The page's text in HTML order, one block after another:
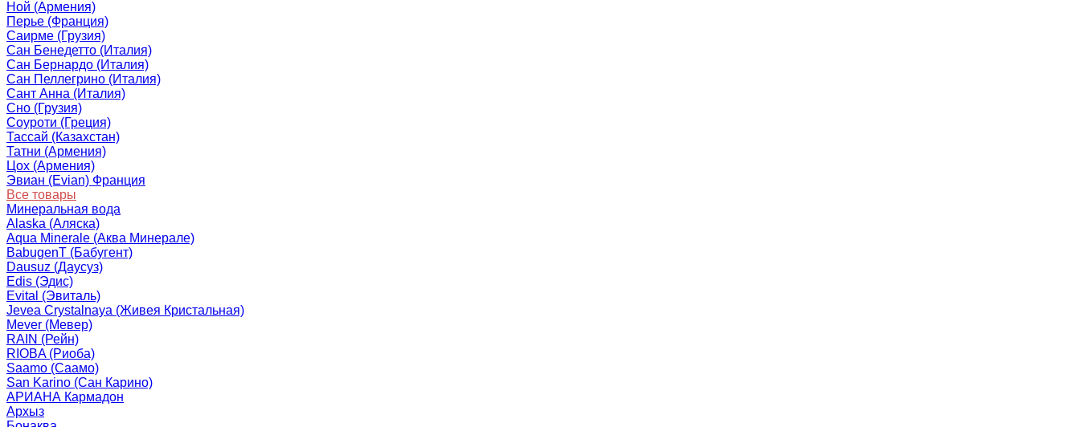
Ной (Армения)
Перье (Франция)
Саирме (Грузия)
Сан Бенедетто (Италия)
Сан Бернардо (Италия)
Сан Пеллегрино (Италия)
Сант Анна (Италия)
Сно (Грузия)
Соуроти (Греция)
Тассай (Казахстан)
Татни (Армения)
Цох (Армения)
Эвиан (Evian) Франция
Все товары
Минеральная вода
Alaska (Аляска)
Aqua Minerale (Аква Минерале)
BabugenT (Бабугент)
Dausuz (Даусуз)
Edis (Эдис)
Evital (Эвиталь)
Jevea Crystalnaya (Живея Кристальная)
Mever (Мевер)
RAIN (Рейн)
RIOBA (Риоба)
Saamo (Саамо)
San Karino (Сан Карино)
АРИАНА Кармадон
Архыз